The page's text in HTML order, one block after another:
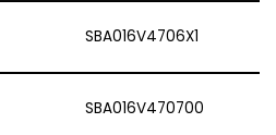
SBA016V4706X1
SBA016V470700